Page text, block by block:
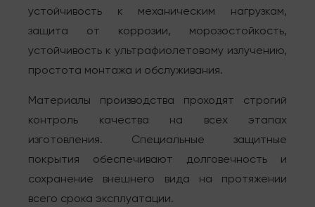
устойчивость к механическим нагрузкам,
защита от коррозии, морозостойкость,
устойчивость к ультрафиолетовому излучению,
простота монтажа и обслуживания.
Материалы производства проходят строгий
контроль качества на всех этапах
изготовления. Специальные защитные
покрытия обеспечивают долговечность и
сохранение внешнего вида на протяжении
всего срока эксплуатации.